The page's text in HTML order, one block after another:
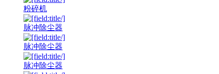
粉碎机
脉冲除尘器
脉冲除尘器
脉冲除尘器